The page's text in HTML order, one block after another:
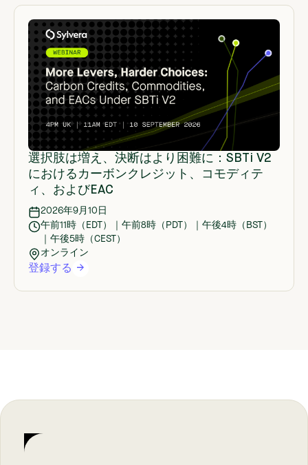
選択肢は増え、決断はより困難に：SBTi V2
におけるカーボンクレジット、コモディテ
ィ、およびEAC
2026年9月10日
午前11時（EDT）｜午前8時（PDT）｜午後4時（BST）
｜午後5時（CEST）
オンライン
登録する